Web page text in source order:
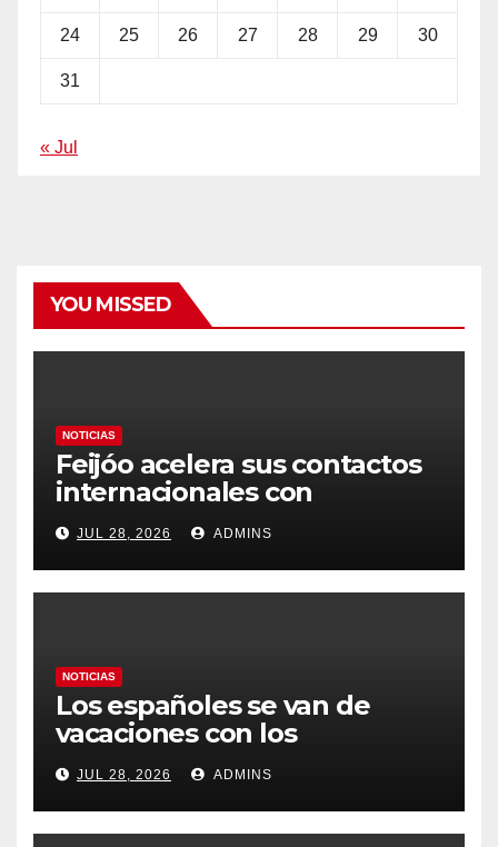
24 25 26 27 28 29 30
31
« Jul
YOU MISSED
NOTICIAS
Feijóo acelera sus contactos
internacionales con
Latinoamérica como socio
prioritario en su agenda de
gobierno
JUL 28, 2026 ADMINS
NOTICIAS
Los españoles se van de
vacaciones con los
carburantes hasta un 21%
más caros que el año pasado
y los hoteles disparados
JUL 28, 2026 ADMINS